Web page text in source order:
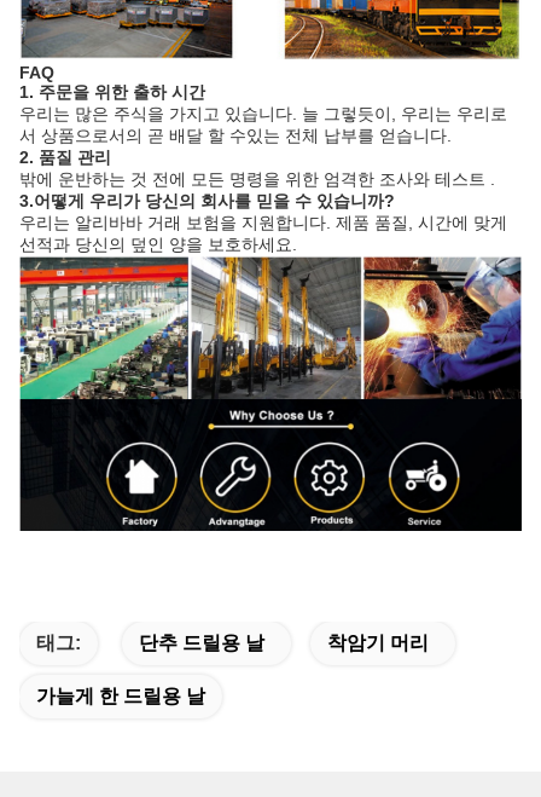
FAQ
1. 주문을 위한 출하 시간
우리는 많은 주식을 가지고 있습니다. 늘 그렇듯이, 우리는 우리로
서 상품으로서의 곧 배달 할 수있는 전체 납부를 얻습니다.
2. 품질 관리
밖에 운반하는 것 전에 모든 명령을 위한 엄격한 조사와 테스트 .
3.어떻게 우리가 당신의 회사를 믿을 수 있습니까?
우리는 알리바바 거래 보험을 지원합니다. 제품 품질, 시간에 맞게
선적과 당신의 덮인 양을 보호하세요.
태그: 단추 드릴용 날 착암기 머리
가늘게 한 드릴용 날